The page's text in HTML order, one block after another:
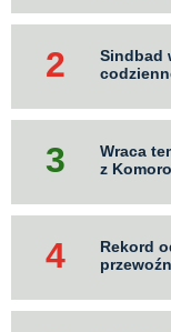
Sindbad
Wraca
z
Rekord